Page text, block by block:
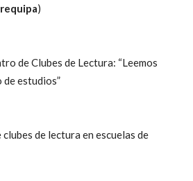
)
de Clubes de Lectura: “Leemos
estudios”
de lectura en escuelas de